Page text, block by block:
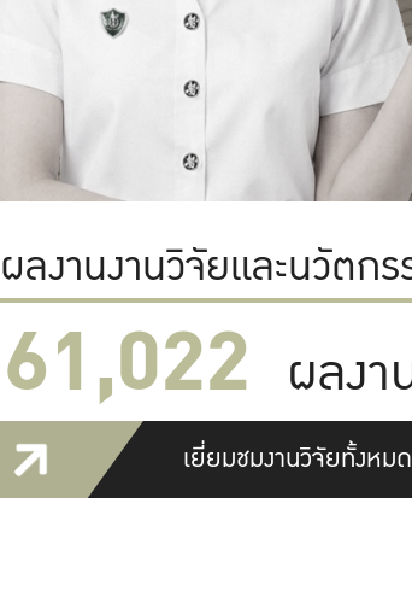
ผลงานงานวิจัยและนวัตก
61,022 ผลงา
เยี่ยมชมงานวิจัยทั้งหมด